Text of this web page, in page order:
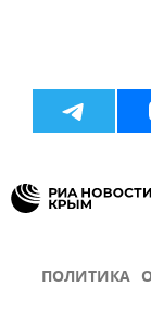
ПОЛИТИКА